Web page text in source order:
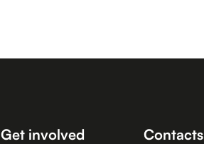
Get involved Contacts